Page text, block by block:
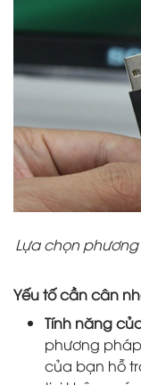
Lựa chọn
Yếu tố cần cân
Tính năng
phương
của bạn hỗ